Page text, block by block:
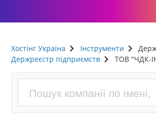
Хостінг Україна Інструменти
Держреєстр підприємств
ТОВ "ЧДК-